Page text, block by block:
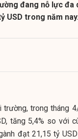
đang nỗ lực đa
USD trong năm
trong tháng
tăng 5,4% so với
đạt 21,15 tỷ